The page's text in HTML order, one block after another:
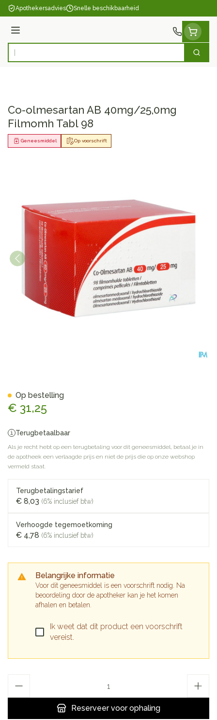
Ga naar de inhoud
Apothekersadvies Snelle beschikbaarheid
Menu
Product, merk, categorie... Zoek
Co-olmesartan AB 40mg/25,0mg
Filmomh Tabl 98
Op voorschrift
Geneesmiddel
€ 31,25
Terugbetaalbaar
Als je recht hebt op een terugbetaling voor dit geneesmiddel, betaal je in
de apotheek een verlaagde prijs en niet de prijs die op onze webshop
vermeld staat.
Terugbetalingstarief
€ 8,03 (6% inclusief btw)
Verhoogde tegemoetkoming
€ 4,78 (6% inclusief btw)
Belangrijke informatie
Voor dit geneesmiddel is een voorschrift nodig. Na
beoordeling door de apotheker kan je het komen
afhalen en betalen.
Ik weet dat dit product een voorschrift
vereist.
Reserveervoor ophaling
Op bestelling